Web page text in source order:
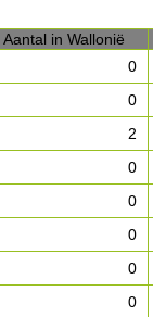
Aantal in Wallonië
0
0
2
0
0
0
0
0